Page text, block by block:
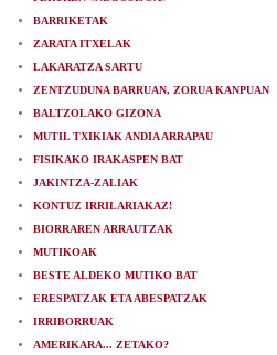
BARRIKETAK
ZARATA ITXELAK
LAKARATZA SARTU
ZENTZUDUNA BARRUAN, ZORUA KANPUAN
BALTZOLAKO GIZONA
MUTIL TXIKIAK ANDIA ARRAPAU
FISIKAKO IRAKASPEN BAT
JAKINTZA-ZALIAK
KONTUZ IRRILARIAKAZ!
BIORRAREN ARRAUTZAK
MUTIKOAK
BESTE ALDEKO MUTIKO BAT
ERESPATZAK ETA ABESPATZAK
IRRIBORRUAK
AMERIKARA... ZETAKO?